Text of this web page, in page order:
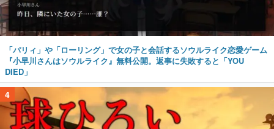
「パリィ」や「ローリング」で女の子と会話するソウルライク恋愛ゲーム
『小早川さんはソウルライク』無料公開。返事に失敗すると「YOU
DIED」
4